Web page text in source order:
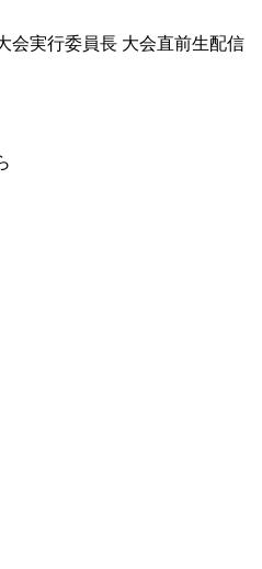
会実行委員長 大会直前生配信